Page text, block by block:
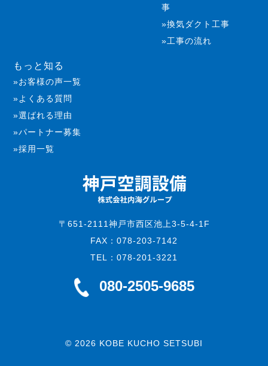
事
換気ダクト工事
工事の流れ
もっと知る
お客様の声一覧
よくある質問
選ばれる理由
パートナー募集
採用一覧
〒651-2111神戸市西区池上3-5-4-1F
FAX：078-203-7142
TEL：078-201-3221
080-2505-9685
© 2026 KOBE KUCHO SETSUBI